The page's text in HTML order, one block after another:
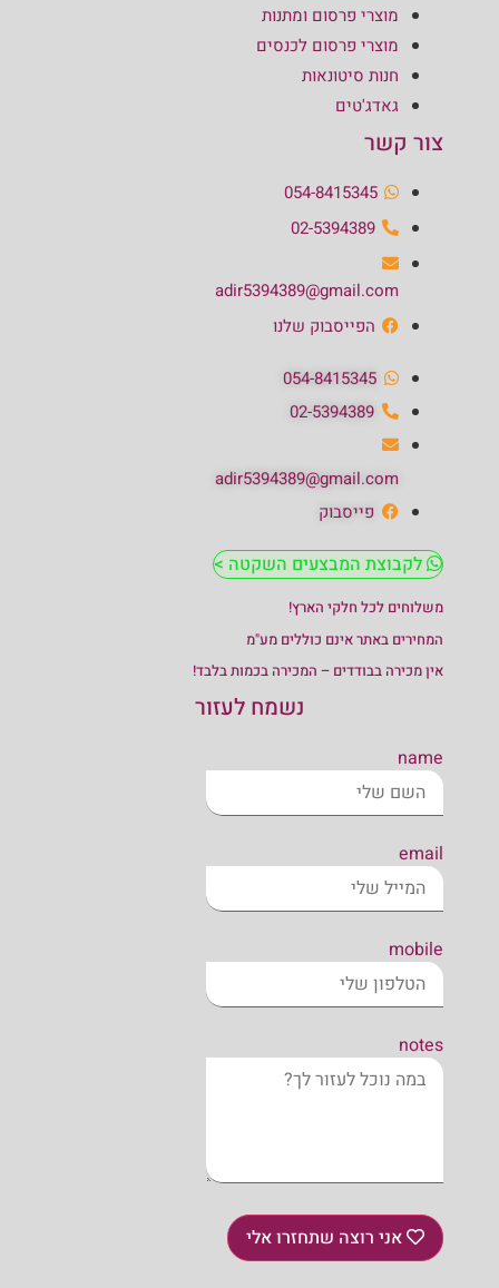
מוצרי פרסום ומתנות
מוצרי פרסום לכנסים
חנות סיטונאות
גאדג'טים
צור קשר
054-8415345
02-5394389
adir5394389@gmail.com
הפייסבוק שלנו
054-8415345
02-5394389
adir5394389@gmail.com
פייסבוק
לקבוצת המבצעים השקטה >
משלוחים לכל חלקי הארץ!
המחירים באתר אינם כוללים מע"מ
אין מכירה בבודדים – המכירה בכמות בלבד!
נשמח לעזור
name
email
mobile
notes
אני רוצה שתחזרו אלי